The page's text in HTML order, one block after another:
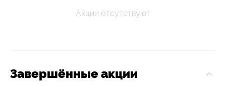
Акции отсутствуют
Завершённые акции